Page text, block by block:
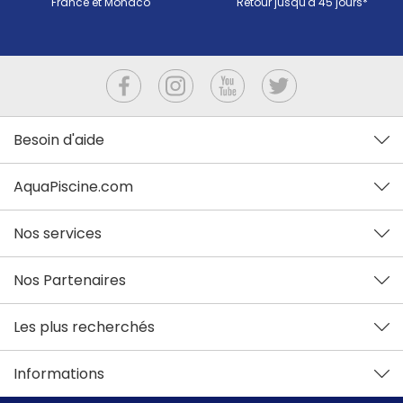
Besoin d'aide
AquaPiscine.com
Nos services
Nos Partenaires
Les plus recherchés
Informations